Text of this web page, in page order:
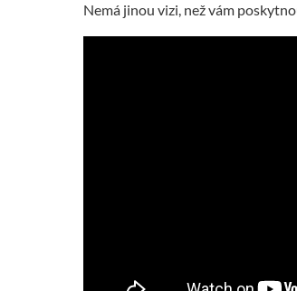
Nemá jinou vizi, než vám